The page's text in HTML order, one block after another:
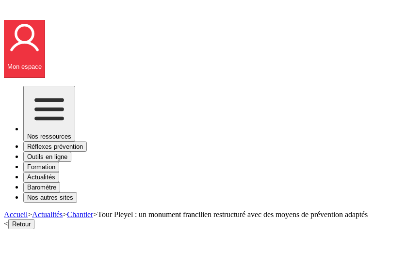
Mon espace
Nos ressources
Réflexes prévention
Outils en ligne
Formation
Actualités
Baromètre
Nos autres sites
Accueil>Actualités>Chantier>Tour Pleyel : un monument francilien restructuré avec des moyens de prévention adaptés
< Retour